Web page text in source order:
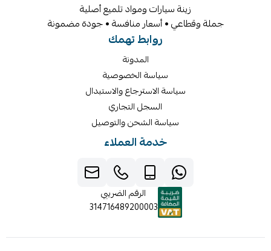
زينة سيارات ومواد تلميع أصلية
جملة وقطاعي • أسعار منافسة • جودة مضمونة
روابط تهمك
المدونة
سياسة الخصوصية
سياسة الاسترجاع والاستبدال
السجل التجاري
سياسة الشحن والتوصيل
خدمة العملاء
الرقم الضريبي
314716489200003